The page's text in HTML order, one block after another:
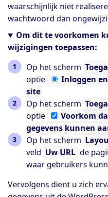
waarschijnlijk niet
wachtwoord dan
Om dit te voorkomen
wijzigingen toepassen:
Op het scherm
optie
Inloggen
site
Op het scherm
optie
Voorkom
gegevens kunnen
Op het scherm
veld Uw URL de
waar gebruikers
Vervolgens dient u zich